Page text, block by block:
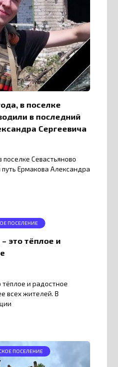
в поселке
в последний
Сергеевича
поселке Севастьяново
Ермакова Александра
ПОСЕЛЕНИЕ
это тёплое и
тёплое и радостное
всех жителей. В
ПОСЕЛЕНИЕ